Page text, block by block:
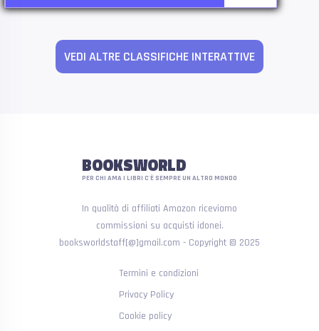
VEDI ALTRE CLASSIFICHE INTERATTIVE
BOOKSWORLD
PER CHI AMA I LIBRI C'È SEMPRE UN ALTRO MONDO
In qualità di affiliati Amazon riceviamo
commissioni su acquisti idonei.
booksworldstaff[@]gmail.com - Copyright © 2025
Termini e condizioni
Privacy Policy
Cookie policy